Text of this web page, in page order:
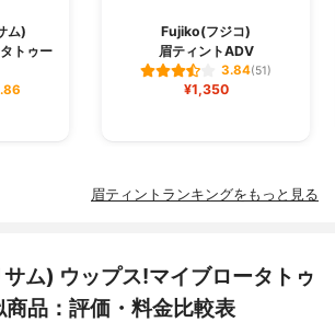
ム)
トゥー
Fujiko(フジコ)
眉ティントADV
3.84(51)
¥1,350
眉ティントランキングをもっと見る
ム) ウップス!マイブロータトゥ
品：評価・料金比較表